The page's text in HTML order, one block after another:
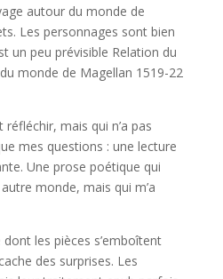
autour du monde de
Les personnages sont bien
un peu prévisible Relation du
monde de Magellan 1519-22
réfléchir, mais qui n’a pas
mes questions : une lecture
Une prose poétique qui
monde, mais qui m’a
les pièces s’emboîtent
des surprises. Les